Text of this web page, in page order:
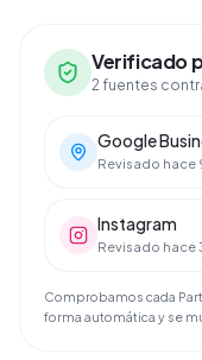
Verificado
2 fuentes
Google
Revisado hace
Instagram
Revisado hace
Comprobamos cada
forma automática y se